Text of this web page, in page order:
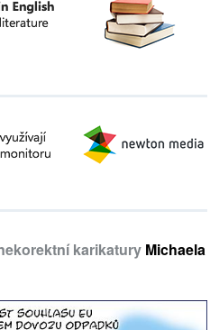
karikatury Michaela